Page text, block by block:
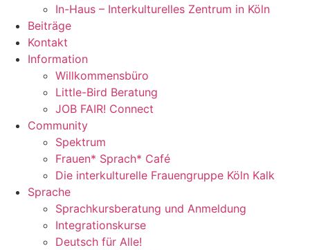
In-Haus – Interkulturelles Zentrum in Köln
Beiträge
Kontakt
Information
Willkommensbüro
Little-Bird Beratung
JOB FAIR! Connect
Community
Spektrum
Frauen* Sprach* Café
Die interkulturelle Frauengruppe Köln Kalk
Sprache
Sprachkursberatung und Anmeldung
Integrationskurse
Deutsch für Alle!